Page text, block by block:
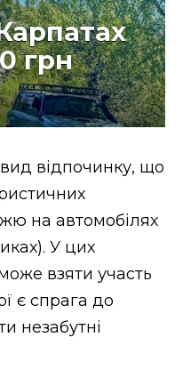
грн
відпочинку, що
на автомобілях
У цих
взяти участь
є спрага до
незабутні